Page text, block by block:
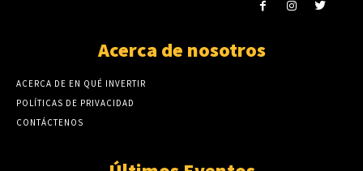
Acerca de nosotros
ACERCA DE EN QUÉ INVERTIR
POLÍTICAS DE PRIVACIDAD
CONTÁCTENOS